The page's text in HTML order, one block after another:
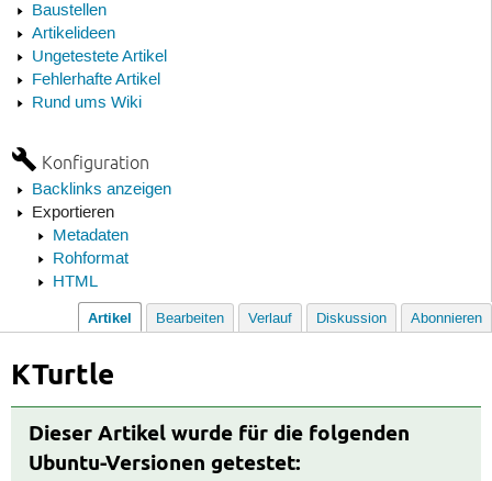
Baustellen
Artikelideen
Ungetestete Artikel
Fehlerhafte Artikel
Rund ums Wiki
Konfiguration
Backlinks anzeigen
Exportieren
Metadaten
Rohformat
HTML
Artikel Bearbeiten Verlauf Diskussion Abonnieren
KTurtle
Dieser Artikel wurde für die folgenden
Ubuntu-Versionen getestet: